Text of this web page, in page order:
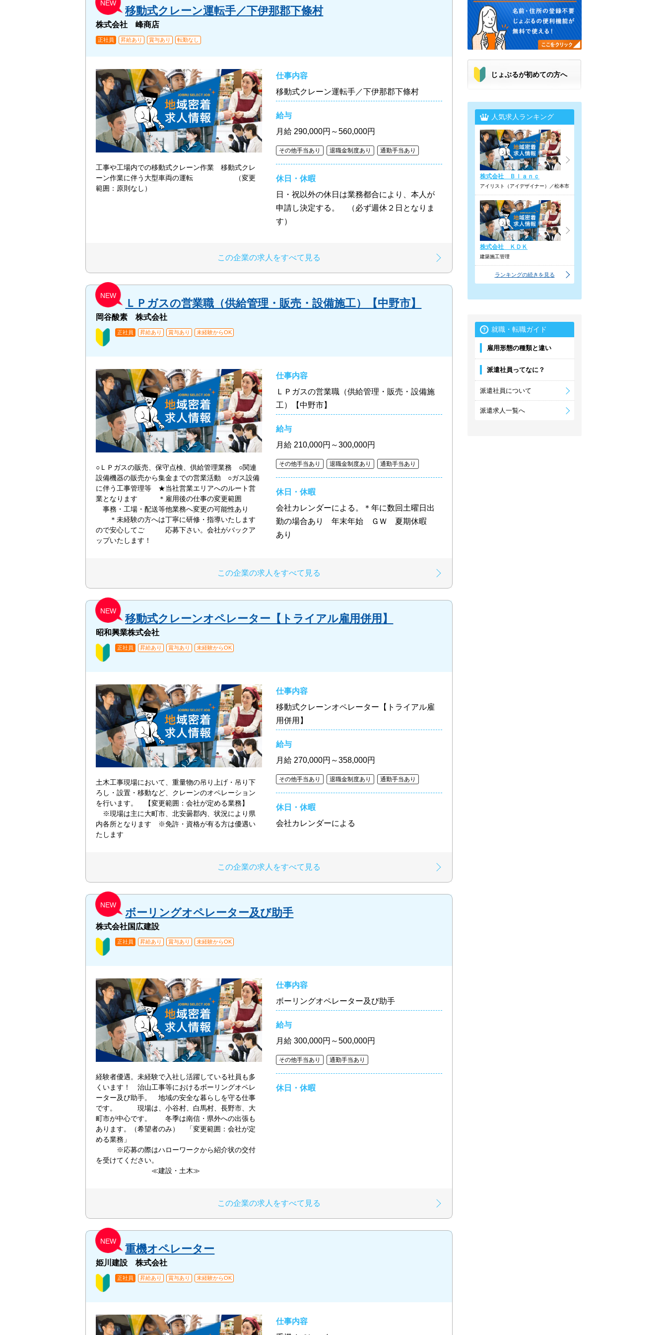
NEW
移動式クレーン運転手／下伊那郡下條村
株式会社 峰商店
正社員 昇給あり 賞与あり 転勤なし
工事や工場内での移動式クレーン作業 移動式クレ
ーン作業に伴う大型車両の運転 （変更
範囲：原則なし）
仕事内容
移動式クレーン運転手／下伊那郡下條村
給与
月給 290,000円～560,000円
その他手当あり 退職金制度あり 通勤手当あり
休日・休暇
日・祝以外の休日は業務都合により、本人が
申請し決定する。 （必ず週休２日となりま
す）
この企業の求人をすべて見る
NEW
ＬＰガスの営業職（供給管理・販売・設備施工）【中野市】
岡谷酸素 株式会社
正社員 昇給あり 賞与あり 未経験からOK
○ＬＰガスの販売、保守点検、供給管理業務 ○関連
設備機器の販売から集金までの営業活動 ○ガス設備
に伴う工事管理等 ★当社営業エリアへのルート営
業となります ＊雇用後の仕事の変更範囲
事務・工場・配送等他業務へ変更の可能性あり
＊未経験の方へは丁寧に研修・指導いたします
ので安心してご 応募下さい。会社がバックア
ップいたします！
仕事内容
ＬＰガスの営業職（供給管理・販売・設備施
工）【中野市】
給与
月給 210,000円～300,000円
その他手当あり 退職金制度あり 通勤手当あり
休日・休暇
会社カレンダーによる。＊年に数回土曜日出
勤の場合あり 年末年始 ＧＷ 夏期休暇
あり
この企業の求人をすべて見る
NEW
移動式クレーンオペレーター【トライアル雇用併用】
昭和興業株式会社
正社員 昇給あり 賞与あり 未経験からOK
土木工事現場において、重量物の吊り上げ・吊り下
ろし・設置・移動など、クレーンのオペレーション
を行います。 【変更範囲：会社が定める業務】
※現場は主に大町市、北安曇郡内、状況により県
内各所となります ※免許・資格が有る方は優遇い
たします
仕事内容
移動式クレーンオペレーター【トライアル雇
用併用】
給与
月給 270,000円～358,000円
その他手当あり 退職金制度あり 通勤手当あり
休日・休暇
会社カレンダーによる
この企業の求人をすべて見る
NEW
ボーリングオペレーター及び助手
株式会社国広建設
正社員 昇給あり 賞与あり 未経験からOK
経験者優遇。未経験で入社し活躍している社員も多
くいます！ 治山工事等におけるボーリングオペレ
ーター及び助手。 地域の安全な暮らしを守る仕事
です。 現場は、小谷村、白馬村、長野市、大
町市が中心です。 冬季は南信・県外への出張も
あります。（希望者のみ） 「変更範囲：会社が定
める業務」
※応募の際はハローワークから紹介状の交付
を受けてください。
≪建設・土木≫
仕事内容
ボーリングオペレーター及び助手
給与
月給 300,000円～500,000円
その他手当あり 通勤手当あり
休日・休暇
この企業の求人をすべて見る
NEW
重機オペレーター
姫川建設 株式会社
正社員 昇給あり 賞与あり 未経験からOK
仕事内容
じょぶるが初めての方へ
人気求人ランキング
株式会社 Ｂｌａｎｃ
アイリスト（アイデザイナー）／松本市
株式会社 ＫＤＫ
建築施工管理
ランキングの続きを見る
就職・転職ガイド
雇用形態の種類と違い
派遣社員ってなに？
派遣社員について
派遣求人一覧へ